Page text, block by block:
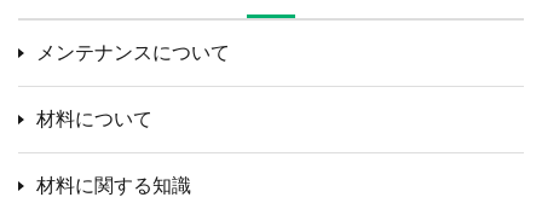
メンテナンスについて
材料について
材料に関する知識